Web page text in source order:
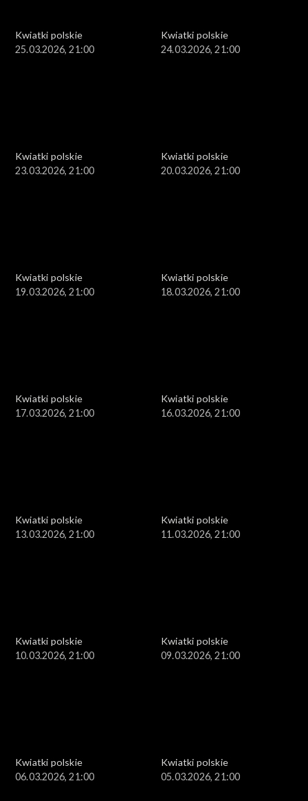
Kwiatki polskie
25.03.2026, 21:00
Kwiatki polskie
24.03.2026, 21:00
Kwiatki polskie
23.03.2026, 21:00
Kwiatki polskie
20.03.2026, 21:00
Kwiatki polskie
19.03.2026, 21:00
Kwiatki polskie
18.03.2026, 21:00
Kwiatki polskie
17.03.2026, 21:00
Kwiatki polskie
16.03.2026, 21:00
Kwiatki polskie
13.03.2026, 21:00
Kwiatki polskie
11.03.2026, 21:00
Kwiatki polskie
10.03.2026, 21:00
Kwiatki polskie
09.03.2026, 21:00
Kwiatki polskie
06.03.2026, 21:00
Kwiatki polskie
05.03.2026, 21:00